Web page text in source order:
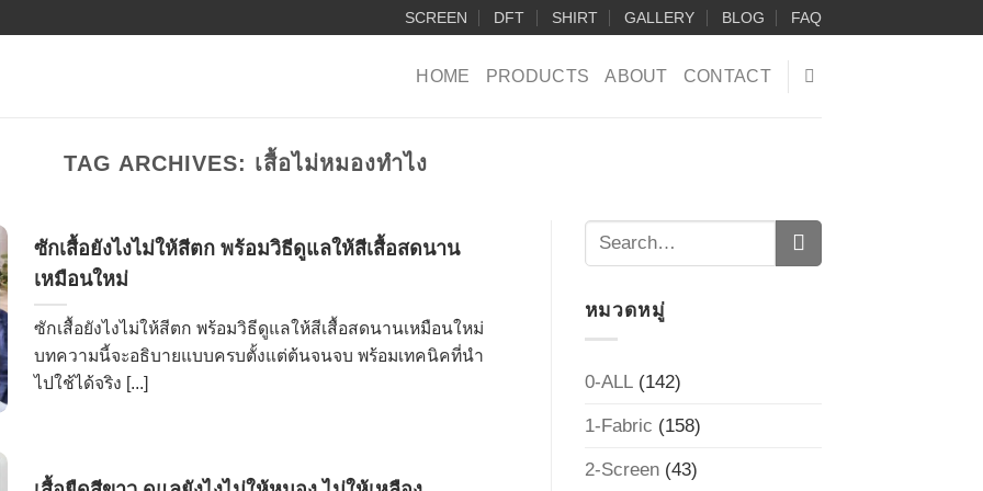
SCREEN DFT SHIRT GALLERY BLOG FAQ
HOME PRODUCTS ABOUT CONTACT
TAG ARCHIVES: เสื้อไม่หมองทำไง
ซักเสื้อยังไงไม่ให้สีตก พร้อมวิธีดูแลให้สีเสื้อสดนาน
เหมือนใหม่
ซักเสื้อยังไงไม่ให้สีตก พร้อมวิธีดูแลให้สีเสื้อสดนานเหมือนใหม่
บทความนี้จะอธิบายแบบครบตั้งแต่ต้นจนจบ พร้อมเทคนิคที่นำ
ไปใช้ได้จริง [...]
หมวดหมู่
0-ALL(142)
1-Fabric (158)
2-Screen(43)